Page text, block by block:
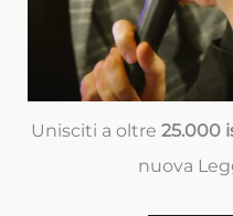
Unisciti a oltre 25.000
nuova